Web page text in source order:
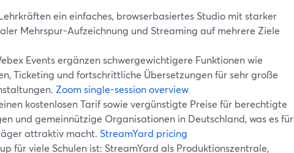
ein einfaches, browserbasiertes Studio mit starker
Mehrspur-Aufzeichnung und Streaming auf mehrere Ziele
Events ergänzen schwergewichtigere Funktionen wie
Ticketing und fortschrittliche Übersetzungen für sehr große
Zoom single-session overview
kostenlosen Tarif sowie vergünstigte Preise für berechtigte
und gemeinnützige Organisationen in Deutschland, was es für
attraktiv macht. StreamYard pricing
für viele Schulen ist: StreamYard als Produktionszentrale,